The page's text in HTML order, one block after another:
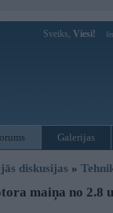
Sveiks, Viesi!
Galerijas
diskusijas »
maiņa no 2.8